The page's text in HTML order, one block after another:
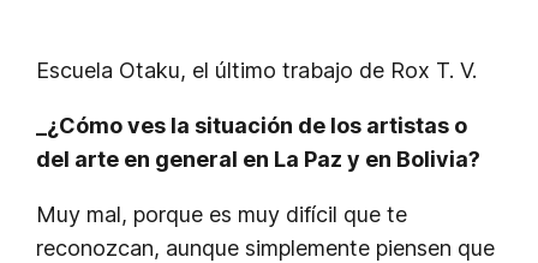
Escuela Otaku, el último trabajo de Rox T. V.
_¿Cómo ves la situación de los artistas o
del arte en general en La Paz y en Bolivia?
Muy mal, porque es muy difícil que te
reconozcan, aunque simplemente piensen que